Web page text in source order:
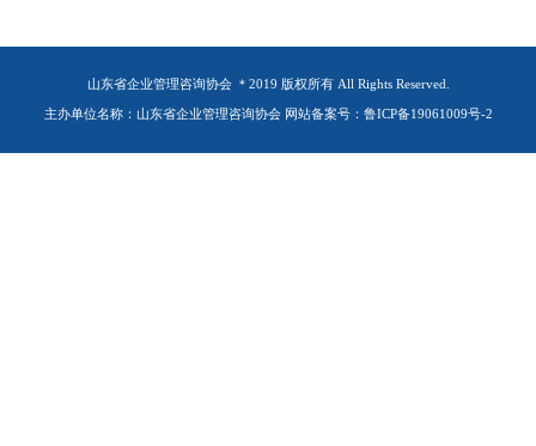
山东省企业管理咨询协会 ＊2019 版权所有 All Rights Reserved.
主办单位名称：山东省企业管理咨询协会 网站备案号：鲁ICP备19061009号-2